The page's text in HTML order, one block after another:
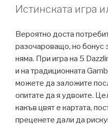
Истинската игра
Вероятно доста
разочароващо, но бонус
няма. При игра на 5
и на традиционната
можете да заложите
опитате да я удвоите.
какъв цвят е картата,
преценете дали да